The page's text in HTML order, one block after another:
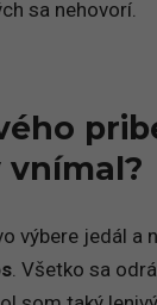
sa nehovorí.
vnímal?
výbere jedál a
. Všetko sa